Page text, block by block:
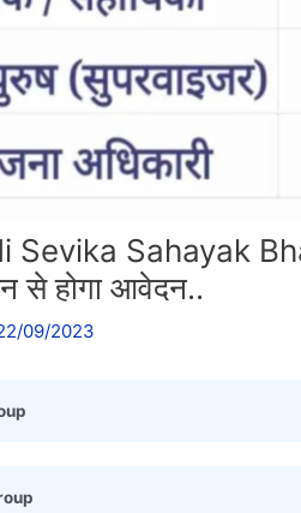
Sahayak
से होगा आवेदन..
09/2023